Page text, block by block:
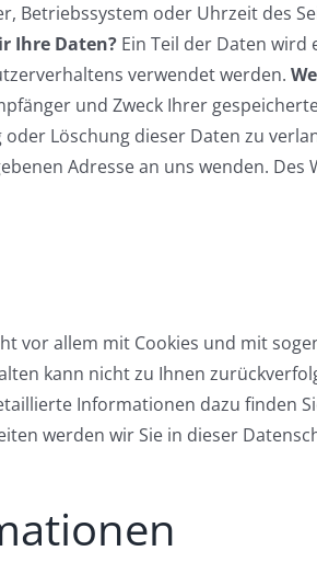
Betriebssystem oder Uhrzeit des
Ihre Daten? Ein Teil der Daten wird
verwendet werden.
und Zweck Ihrer
Löschung dieser Daten zu
Adresse an uns wenden. Des
vor allem mit Cookies und mit
kann nicht zu Ihnen
Informationen dazu finden
werden wir Sie in dieser